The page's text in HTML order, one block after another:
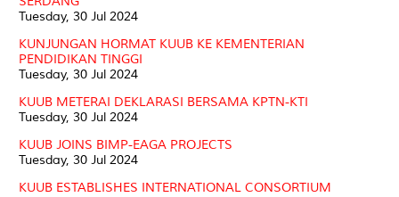
Tuesday, 30 Jul 2024
KUNJUNGAN HORMAT KUUB KE KEMENTERIAN
PENDIDIKAN TINGGI
Tuesday, 30 Jul 2024
KUUB METERAI DEKLARASI BERSAMA KPTN-KTI
Tuesday, 30 Jul 2024
KUUB JOINS BIMP-EAGA PROJECTS
Tuesday, 30 Jul 2024
KUUB ESTABLISHES INTERNATIONAL CONSORTIUM